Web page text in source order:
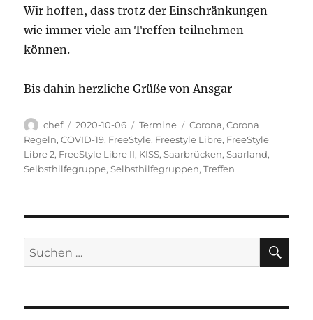
Wir hoffen, dass trotz der Einschränkungen
wie immer viele am Treffen teilnehmen
können.
Bis dahin herzliche Grüße von Ansgar
Autor
chef
Veröffentlicht
am
2020-10-06 Kategorien
Termine Schlagwörter
Corona,Corona
Regeln,COVID-19, FreeStyle, Freestyle Libre, FreeStyle
Libre 2, FreeStyle Libre II, KISS,Saarbrücken,Saarland,
Selbsthilfegruppe,Selbsthilfegruppen,Treffen
Suchen
nach: